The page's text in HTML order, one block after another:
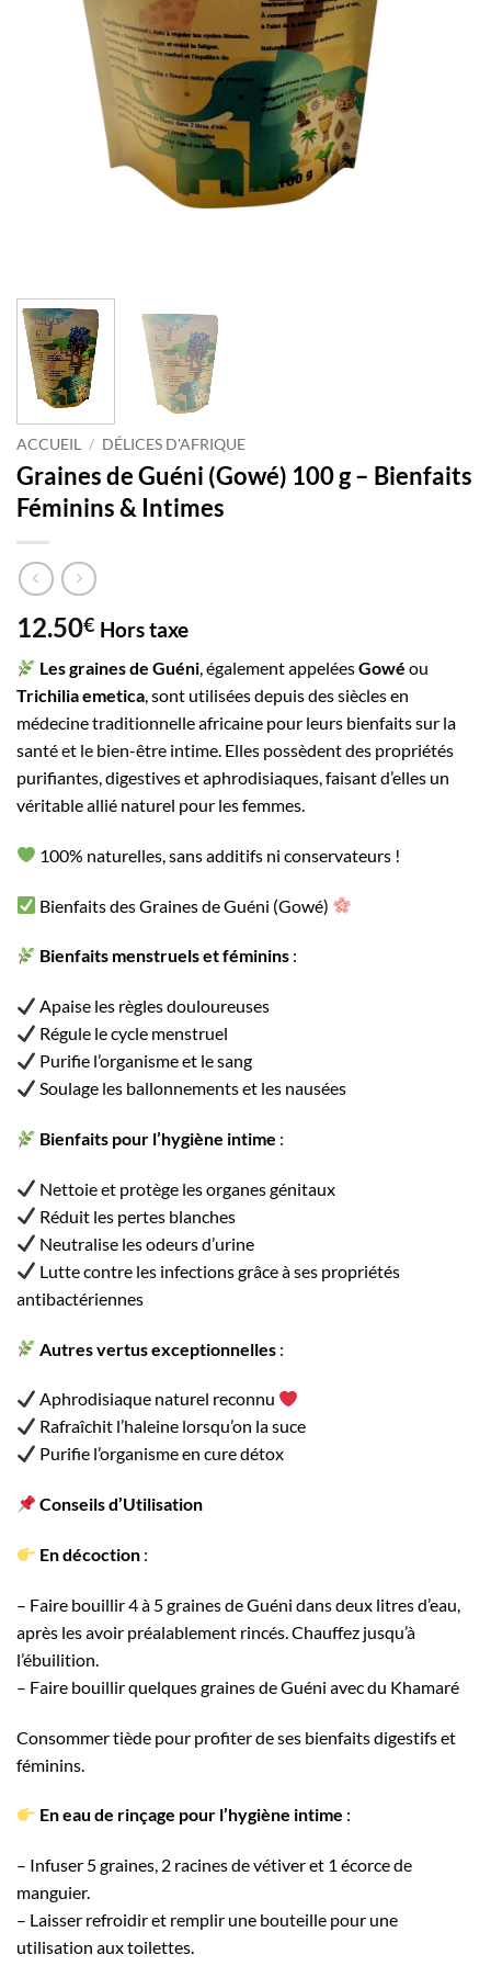
ACCUEIL / DÉLICES D'AFRIQUE
Graines de Guéni (Gowé) 100 g – Bienfaits
Féminins & Intimes
12.50€ Hors taxe
Les graines de Guéni, également appeléesGowé ou
Trichilia emetica, sont utilisées depuis des siècles en
médecine traditionnelle africaine pour leurs bienfaits sur la
santé et le bien-être intime. Elles possèdent des propriétés
purifiantes, digestives et aphrodisiaques, faisant d’elles un
véritable allié naturel pour les femmes.
100% naturelles, sans additifs ni conservateurs !
Bienfaits des Graines de Guéni (Gowé)
Bienfaits menstruels et féminins :
Apaise les règles douloureuses
Régule le cycle menstruel
Purifie l’organisme et le sang
Soulage les ballonnements et les nausées
Bienfaits pour l’hygiène intime :
Nettoie et protège les organes génitaux
Réduit les pertes blanches
Neutralise les odeurs d’urine
Lutte contre les infections grâce à ses propriétés
antibactériennes
Autres vertus exceptionnelles :
Aphrodisiaque naturel reconnu
Rafraîchit l’haleine lorsqu’on la suce
Purifie l’organisme en cure détox
Conseils d’Utilisation
En décoction :
– Faire bouillir 4 à 5 graines de Guéni dans deux litres d’eau,
après les avoir préalablement rincés. Chauffez jusqu’à
l’ébuilition.
– Faire bouillir quelques graines de Guéni avec du Khamaré
Consommer tiède pour profiter de ses bienfaits digestifs et
féminins.
En eau de rinçage pour l’hygiène intime :
– Infuser 5 graines, 2 racines de vétiver et 1 écorce de
manguier.
– Laisser refroidir et remplir une bouteille pour une
utilisation aux toilettes.